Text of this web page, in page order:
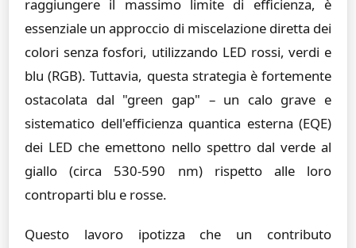
raggiungere il massimo limite di efficienza, è
essenziale un approccio di miscelazione diretta dei
colori senza fosfori, utilizzando LED rossi, verdi e
blu (RGB). Tuttavia, questa strategia è fortemente
ostacolata dal "green gap" – un calo grave e
sistematico dell'efficienza quantica esterna (EQE)
dei LED che emettono nello spettro dal verde al
giallo (circa 530-590 nm) rispetto alle loro
controparti blu e rosse.
Questo lavoro ipotizza che un contributo